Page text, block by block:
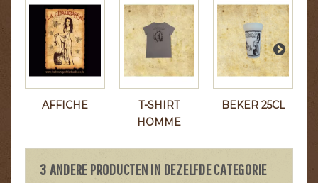
AFFICHE
T-SHIRT
HOMME
BEKER 25CL
3 ANDERE PRODUCTEN IN DEZELFDE CATEGORIE